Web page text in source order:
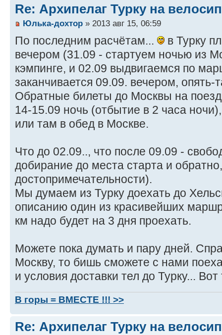
Re: Архипелаг Турку на
Юлька-дохтор » 2013 авг 15, 06:59
По последним расчётам...
в Турку
вечером (31.09 - стартуем ночью из
кэмпинге, и 02.09 выдвигаемся по
заканчивается 09.09. вечером, опять-
Обратные билеты до Москвы на
14-15.09 ночь (отбытие в 2 часа
или там в обед в Москве.
Что до 02.09.., что после 09.09 -
добирание до места старта и
достопримечательности).
Мы думаем из Турку доехать до
описанию один из красивейших
км надо будет на 3 дня проехать.
Можете пока думать и пару дней.
Москву, то бишь сможете с нами
и условия доставки тел до Турку...
В горы = ВМЕСТЕ !!! >>
Re: Архипелаг Турку на